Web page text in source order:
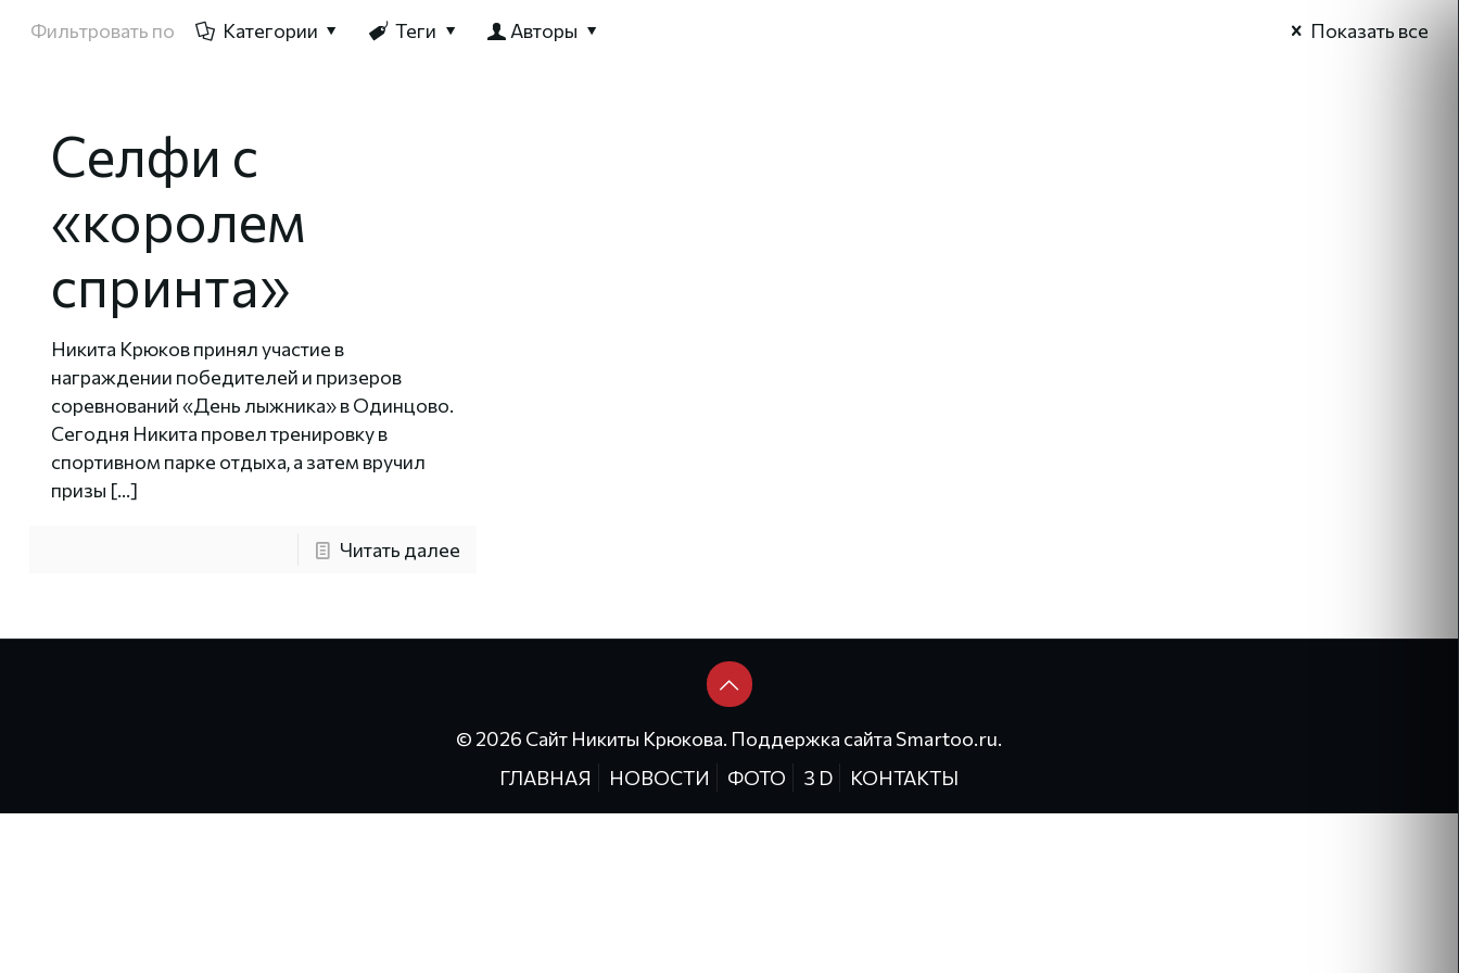
Фильтровать по Категории Теги Авторы Показать все
Селфи с
«королем
спринта»
Никита Крюков принял участие в
награждении победителей и призеров
соревнований «День лыжника» в Одинцово.
Сегодня Никита провел тренировку в
спортивном парке отдыха, а затем вручил
призы […]
Читать далее
© 2026 Сайт Никиты Крюкова. Поддержка сайта Smartoo.ru.
ГЛАВНАЯ
НОВОСТИ ФОТО 3 D КОНТАКТЫ